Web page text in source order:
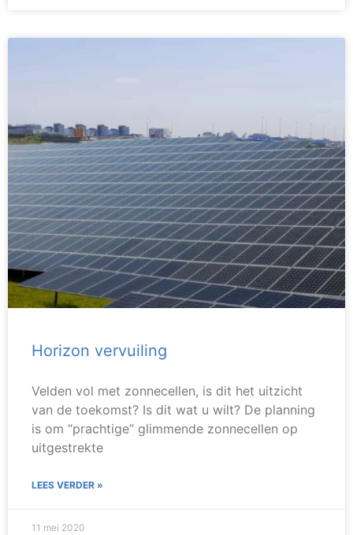
Horizon vervuiling
Velden vol met zonnecellen, is dit het uitzicht
van de toekomst? Is dit wat u wilt? De planning
is om “prachtige” glimmende zonnecellen op
uitgestrekte
LEES VERDER »
11 mei 2020